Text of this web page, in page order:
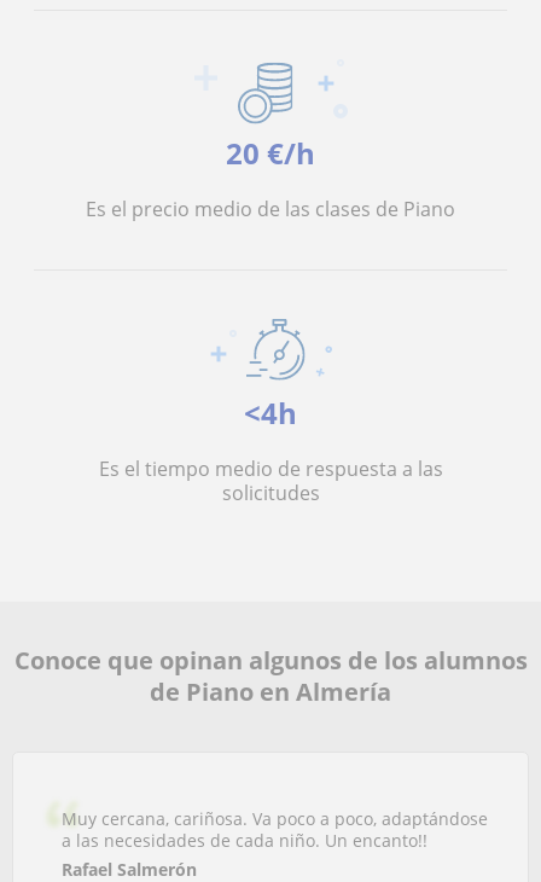
20 €/h
Es el precio medio de las clases de Piano
<4h
Es el tiempo medio de respuesta a las
solicitudes
Conoce que opinan algunos de los alumnos
de Piano en Almería
Muy cercana, cariñosa. Va poco a poco, adaptándose
a las necesidades de cada niño. Un encanto!!
Rafael Salmerón